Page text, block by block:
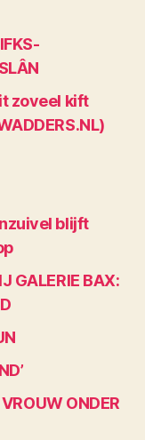
zoveel kift
blijft
GALERIE BAX:
ONDER